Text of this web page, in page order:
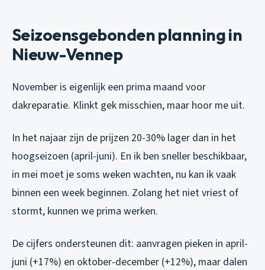
Seizoensgebonden planning in
Nieuw-Vennep
November is eigenlijk een prima maand voor
dakreparatie. Klinkt gek misschien, maar hoor me uit.
In het najaar zijn de prijzen 20-30% lager dan in het
hoogseizoen (april-juni). En ik ben sneller beschikbaar,
in mei moet je soms weken wachten, nu kan ik vaak
binnen een week beginnen. Zolang het niet vriest of
stormt, kunnen we prima werken.
De cijfers ondersteunen dit: aanvragen pieken in april-
juni (+17%) en oktober-december (+12%), maar dalen